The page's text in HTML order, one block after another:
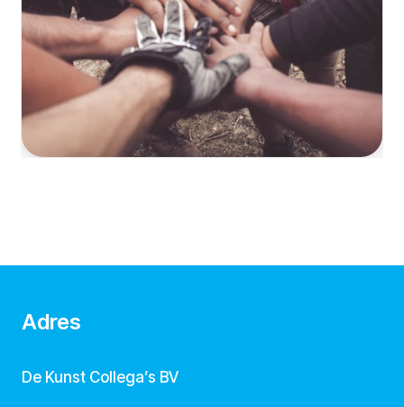
Adres
De Kunst Collega’s BV